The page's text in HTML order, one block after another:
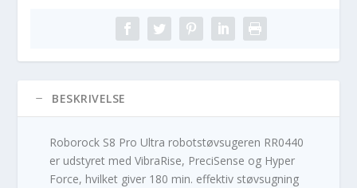
BESKRIVELSE
Roborock S8 Pro Ultra robotstøvsugeren RR0440
er udstyret med VibraRise, PreciSense og Hyper
Force, hvilket giver 180 min. effektiv støvsugning